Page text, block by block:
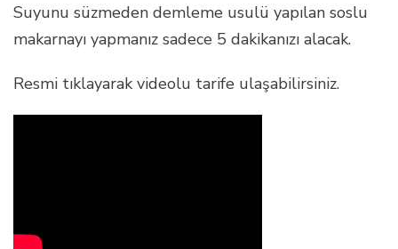
Suyunu süzmeden demleme usulü yapılan soslu
makarnayı yapmanız sadece 5 dakikanızı alacak.
Resmi tıklayarak videolu tarife ulaşabilirsiniz.